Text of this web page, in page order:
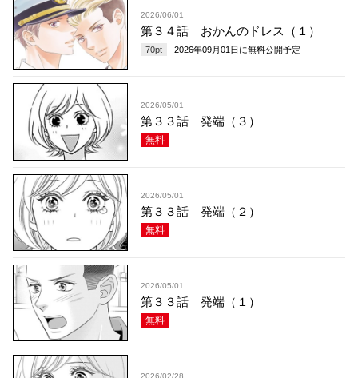
2026/06/01
第３４話 おかんのドレス（１）
70pt 2026年09月01日 に無料公開予定
2026/05/01
第３３話 発端（３）
無料
2026/05/01
第３３話 発端（２）
無料
2026/05/01
第３３話 発端（１）
無料
2026/02/28